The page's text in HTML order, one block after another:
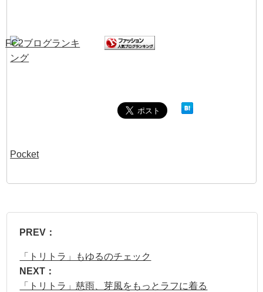
Pocket
PREV：
「トリトラ」もゆるのチェック
NEXT：
「トリトラ」慈雨、芽風をもっとラフに着る